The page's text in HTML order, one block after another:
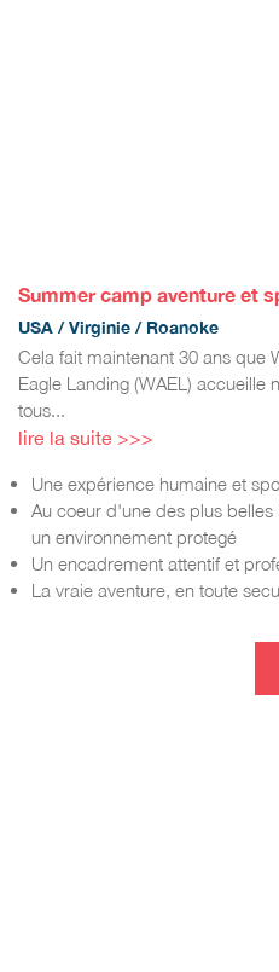
Summer camp aventure et
USA / Virginie / Roanoke
Cela fait maintenant 30 ans que
Eagle Landing (WAEL) accueille
tous...
lire la suite >>>
Une expérience humaine et
Au coeur d'une des plus belles
un environnement protegé
Un encadrement attentif et
La vraie aventure, en toute